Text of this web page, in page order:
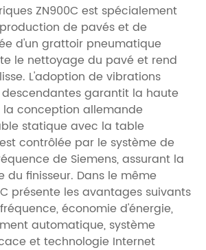
ZN900C est spécialement
de pavés et de
d'un grattoir pneumatique
le nettoyage du pavé et rend
L'adoption de vibrations
garantit la haute
conception allemande
statique avec la table
contrôlée par le système de
de Siemens, assurant la
du finisseur. Dans le même
présente les avantages suivants
économie d'énergie,
automatique, système
et technologie Internet